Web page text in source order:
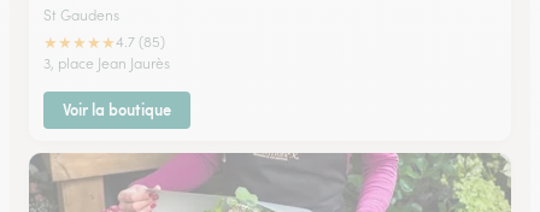
St Gaudens
★★★★★4.7 (85)
3, place Jean Jaurès
Voir la boutique